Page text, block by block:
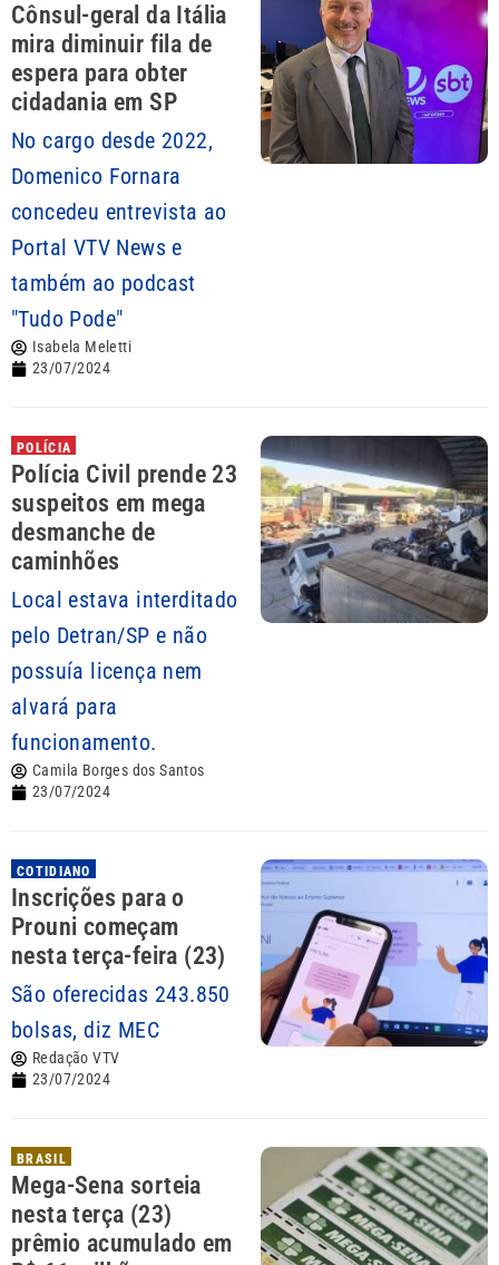
Cônsul-geral da Itália
mira diminuir fila de
espera para obter
cidadania em SP
No cargo desde 2022,
Domenico Fornara
concedeu entrevista ao
Portal VTV News e
também ao podcast
"Tudo Pode"
Isabela Meletti
23/07/2024
POLÍCIA
Polícia Civil prende 23
suspeitos em mega
desmanche de
caminhões
Local estava interditado
pelo Detran/SP e não
possuía licença nem
alvará para
funcionamento.
Camila Borges dos Santos
23/07/2024
COTIDIANO
Inscrições para o
Prouni começam
nesta terça-feira (23)
São oferecidas 243.850
bolsas, diz MEC
Redação VTV
23/07/2024
BRASIL
Mega-Sena sorteia
nesta terça (23)
prêmio acumulado em